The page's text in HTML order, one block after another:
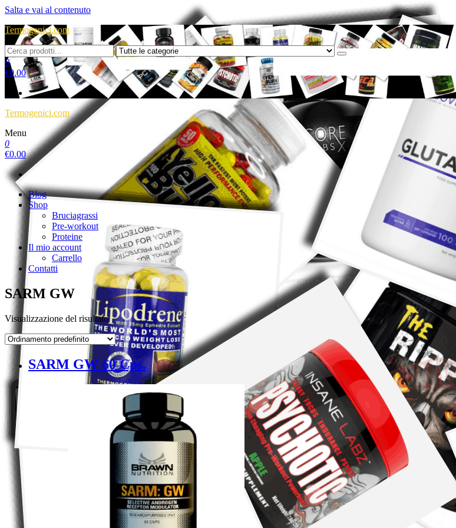
Salta e vai al contenuto
Termogenici.com
0
€0.00
Termogenici.com
Menu
0
€0.00
Blog
Shop
Bruciagrassi
Pre-workout
Proteine
Il mio account
Carrello
Contatti
SARM GW
Visualizzazione del risultato
SARM GW 60 Cps.